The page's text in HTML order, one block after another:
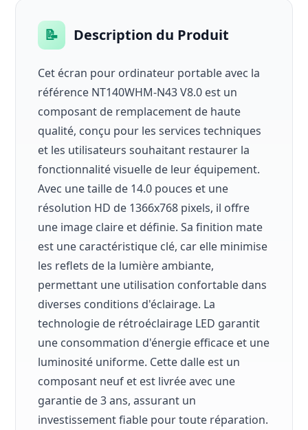
📝 Description du Produit
Cet écran pour ordinateur portable avec la
référence NT140WHM-N43 V8.0 est un
composant de remplacement de haute
qualité, conçu pour les services techniques
et les utilisateurs souhaitant restaurer la
fonctionnalité visuelle de leur équipement.
Avec une taille de 14.0 pouces et une
résolution HD de 1366x768 pixels, il offre
une image claire et définie. Sa finition mate
est une caractéristique clé, car elle minimise
les reflets de la lumière ambiante,
permettant une utilisation confortable dans
diverses conditions d'éclairage. La
technologie de rétroéclairage LED garantit
une consommation d'énergie efficace et une
luminosité uniforme. Cette dalle est un
composant neuf et est livrée avec une
garantie de 3 ans, assurant un
investissement fiable pour toute réparation.